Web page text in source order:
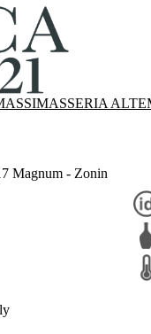
MASSERIA
Magnum - Zonin